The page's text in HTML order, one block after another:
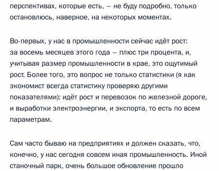
перспективах, которые есть, – не буду подробно, только
остановлюсь, наверное, на некоторых моментах.
Во-первых, у нас в промышленности сейчас идёт рост:
за восемь месяцев этого года – плюс три процента, и,
учитывая размер промышленности в крае, это ощутимый
рост. Более того, это вопрос не только статистики (я как
экономист всегда статистику проверяю другими
показателями): идёт рост и перевозок по железной дороге,
и выработки электроэнергии, и экспорта, то есть по всем
параметрам.
Сам часто бываю на предприятиях и должен сказать, что,
конечно, у нас сегодня совсем иная промышленность. Иной
станочный парк, очень большое обновление прошло